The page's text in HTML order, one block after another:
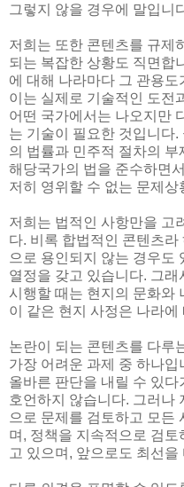
그렇지 않을 경우에 말입니
저희는 또한 콘텐츠를 규제
되는 복잡한 상황도 직면합
에 대해 나라마다 그 관용
이는 실제로 기술적인 도전
어떤 국가에서는 나오지만
는 기술이 필요한 것입니다
의 법률과 민주적 절차의
해당국가의 법을 준수하면
저히 영위할 수 없는 문제
저희는 법적인 사항만을 고
다. 비록 합법적인 콘텐츠
으로 용인되지 않는 경우도
열정을 갖고 있습니다. 그
시행할 때는 현지의 문화와
이 같은 현지 사정은 나라
논란이 되는 콘텐츠를 다루
가장 어려운 과제 중 하나
올바른 판단을 내릴 수 있
호언하지 않습니다. 그러나
으로 문제를 검토하고 모든
며, 정책을 지속적으로 검
고 있으며, 앞으로도 최선을